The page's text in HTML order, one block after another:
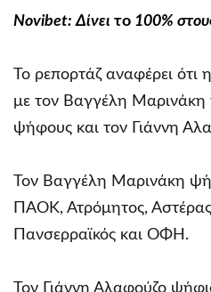
Novibet: Δίνει το 100%
Το ρεπορτάζ αναφέρει ότι
με τον Βαγγέλη Μαρινάκη
ψήφους και τον Γιάννη
Τον Βαγγέλη Μαρινάκη
ΠΑΟΚ, Ατρόμητος,
Πανσερραϊκός και ΟΦΗ.